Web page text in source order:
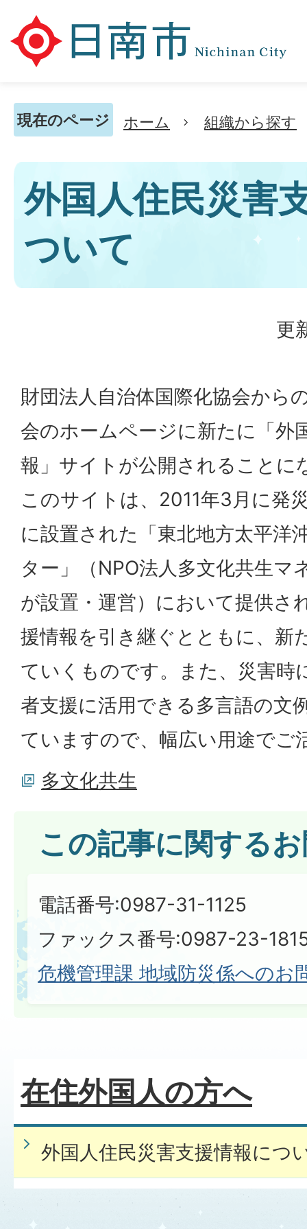
現在のページ ホーム 組織から探す
外国人住民災害
ついて
更
財団法人自治体国際化協会から
会のホームページに新たに「外
報」サイトが公開されることに
このサイトは、2011年3月に発
に設置された「東北地方太平洋
ター」（NPO法人多文化共生マ
が設置・運営）において提供さ
援情報を引き継ぐとともに、新
ていくものです。また、災害時
者支援に活用できる多言語の文
ていますので、幅広い用途でご
多文化共生
この記事に関する
電話番号:0987-31-1125
ファックス番号:0987-23-
危機管理課 地域防災係へのお
在住外国人の方へ
外国人住民災害支援情報につ